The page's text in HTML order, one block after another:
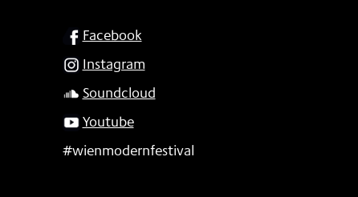
SOCIAL
Facebook
Instagram
Soundcloud
Youtube
#wienmodernfestival